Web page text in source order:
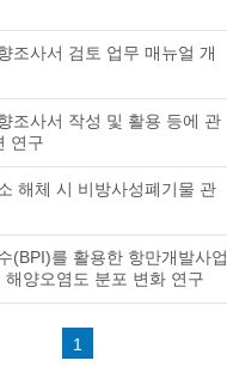
조사서 검토 업무 매뉴얼 개
조사서 작성 및 활용 등에 관
연구
해체 시 비방사성폐기물 관
(BPI)를 활용한 항만개발사업
해양오염도 분포 변화 연구
1